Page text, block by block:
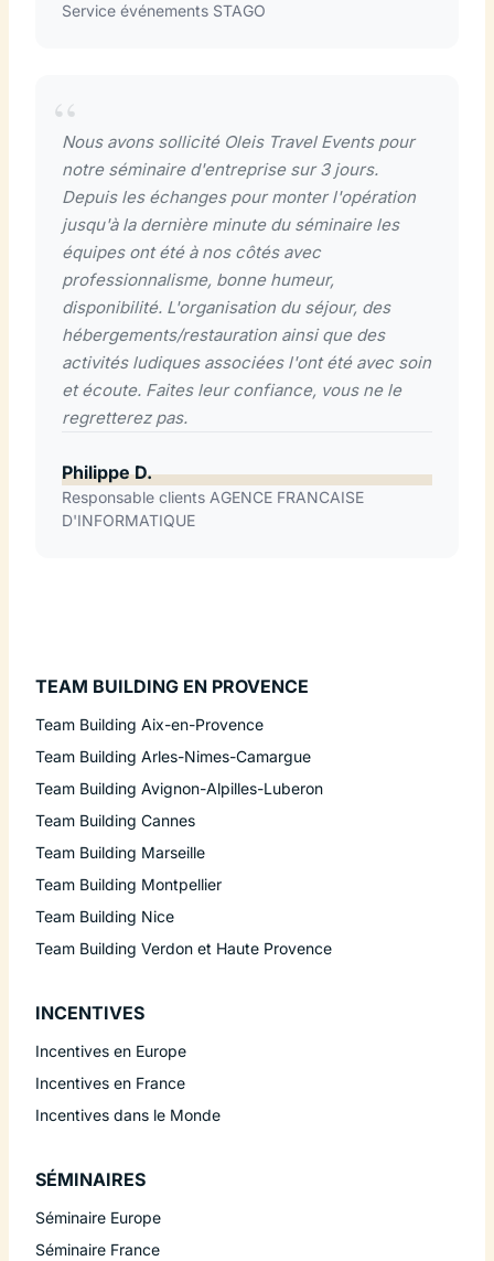
Service événements STAGO
Nous avons sollicité Oleis Travel Events pour
notre séminaire d'entreprise sur 3 jours.
Depuis les échanges pour monter l'opération
jusqu'à la dernière minute du séminaire les
équipes ont été à nos côtés avec
professionnalisme, bonne humeur,
disponibilité. L'organisation du séjour, des
hébergements/restauration ainsi que des
activités ludiques associées l'ont été avec soin
et écoute. Faites leur confiance, vous ne le
regretterez pas.
Philippe D.
Responsable clients AGENCE FRANCAISE
D'INFORMATIQUE
TEAM BUILDING EN PROVENCE
Team Building Aix-en-Provence
Team Building Arles-Nimes-Camargue
Team Building Avignon-Alpilles-Luberon
Team Building Cannes
Team Building Marseille
Team Building Montpellier
Team Building Nice
Team Building Verdon et Haute Provence
INCENTIVES
Incentives en Europe
Incentives en France
Incentives dans le Monde
SÉMINAIRES
Séminaire Europe
Séminaire France